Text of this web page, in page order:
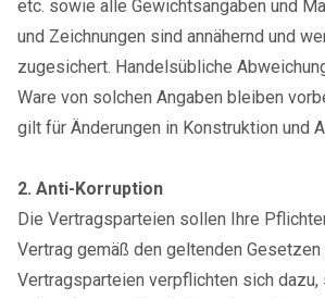
etc. sowie alle Gewichtsangaben und
und Zeichnungen sind annähernd und
zugesichert. Handelsübliche
Ware von solchen Angaben bleiben
gilt für Änderungen in Konstruktion und
2. Anti-Korruption
Die Vertragsparteien sollen Ihre
Vertrag gemäß den geltenden
Vertragsparteien verpflichten sich dazu,